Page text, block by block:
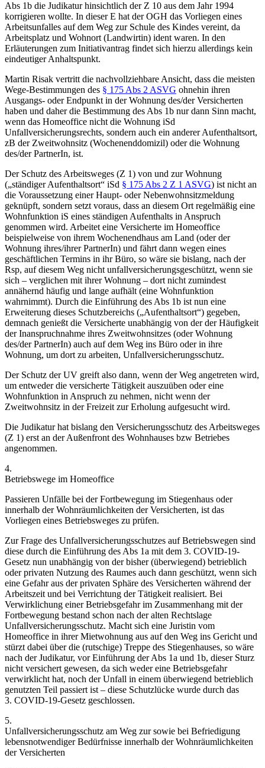
Abs 1b die Judikatur hinsichtlich der Z 10 aus dem Jahr 1994
korrigieren wollte. In dieser E hat der OGH das Vorliegen eines
Arbeitsunfalles auf dem Weg zur Schule des Kindes vereint, da
Arbeitsplatz und Wohnort (Landwirtin) ident waren. In den
Erläuterungen zum Initiativantrag findet sich hierzu allerdings kein
eindeutiger Anhaltspunkt.
Martin Risak vertritt die nachvollziehbare Ansicht, dass die meisten
Wege-Bestimmungen des § 175 Abs 2 ASVG ohnehin ihren
Ausgangs- oder Endpunkt in der Wohnung des/der Versicherten
haben und daher die Bestimmung des Abs 1b nur dann Sinn macht,
wenn das Homeoffice nicht die Wohnung iSd
Unfallversicherungsrechts, sondern auch ein anderer Aufenthaltsort,
zB der Zweitwohnsitz (Wochenenddomizil) oder die Wohnung
des/der PartnerIn, ist.
Der Schutz des Arbeitsweges (Z 1) von und zur Wohnung
(„ständiger Aufenthaltsort“ iSd § 175 Abs 2 Z 1 ASVG) ist nicht an
die Voraussetzung einer Haupt- oder Nebenwohnsitzmeldung
geknüpft, sondern setzt voraus, dass an diesem Ort regelmäßig eine
Wohnfunktion iS eines ständigen Aufenthalts in Anspruch
genommen wird. Arbeitet eine Versicherte im Homeoffice
beispielweise von ihrem Wochenendhaus am Land (oder der
Wohnung ihres/ihrer PartnerIn) und fährt dann wegen eines
geschäftlichen Termins in ihr Büro, so wäre sie bislang, nach der
Rsp, auf diesem Weg nicht unfallversicherungsgeschützt, wenn sie
sich – verglichen mit ihrer Wohnung – dort nicht zumindest
annähernd häufig und lange aufhält (eine Wohnfunktion
wahrnimmt). Durch die Einführung des Abs 1b ist nun eine
Erweiterung dieses Schutzbereichs („Aufenthaltsort“) gegeben,
demnach genießt die Versicherte unabhängig von der der Häufigkeit
der Inanspruchnahme ihres Zweitwohnsitzes (oder Wohnung
des/der PartnerIn) auch auf dem Weg ins Büro oder in ihre
Wohnung, um dort zu arbeiten, Unfallversicherungsschutz.
Der Schutz der UV greift also dann, wenn der Weg angetreten wird,
um entweder die versicherte Tätigkeit auszuüben oder eine
Wohnfunktion in Anspruch zu nehmen, nicht wenn der
Zweitwohnsitz in der Freizeit zur Erholung aufgesucht wird.
Die Judikatur hat bislang den Versicherungsschutz des Arbeitsweges
(Z 1) erst an der Außenfront des Wohnhauses bzw Betriebes
angenommen.
4.
Betriebswege im Homeoffice
Passieren Unfälle bei der Fortbewegung im Stiegenhaus oder
innerhalb der Wohnräumlichkeiten der Versicherten, ist das
Vorliegen eines Betriebsweges zu prüfen.
Zur Frage des Unfallversicherungsschutzes auf Betriebswegen sind
diese durch die Einführung des Abs 1a mit dem 3. COVID-19-
Gesetz nun unabhängig von der bisher (überwiegend) betrieblich
oder privaten Nutzung des Raumes auch dann geschützt, wenn sich
eine Gefahr aus der privaten Sphäre des Versicherten während der
Arbeitszeit und bei Verrichtung der Tätigkeit realisiert. Bei
Verwirklichung einer Betriebsgefahr im Zusammenhang mit der
Fortbewegung bestand schon nach der alten Rechtslage
Unfallversicherungsschutz. Macht sich eine Juristin vom
Homeoffice in ihrer Mietwohnung aus auf den Weg ins Gericht und
stürzt dabei über die (rutschige) Treppe des Stiegenhauses, so wäre
nach der Judikatur, vor Einführung der Abs 1a und 1b, dieser Sturz
nicht versichert gewesen, da sich weder eine Betriebsgefahr
verwirklicht hat, noch der Unfall in einem überwiegend betrieblich
genutzten Teil passiert ist – diese Schutzlücke wurde durch das
3. COVID-19-Gesetz geschlossen.
5.
Unfallversicherungsschutz am Weg zur sowie bei Befriedigung
lebensnotwendiger Bedürfnisse innerhalb der Wohnräumlichkeiten
der Versicherten